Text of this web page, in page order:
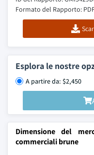
Formato del Rapporto:
Esplora le nostre
A partire da: $2,450
Dimensione del
commerciali brune